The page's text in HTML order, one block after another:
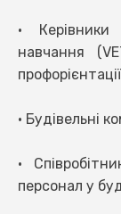
• Керівники
навчання
• Будівельні
•
персонал у